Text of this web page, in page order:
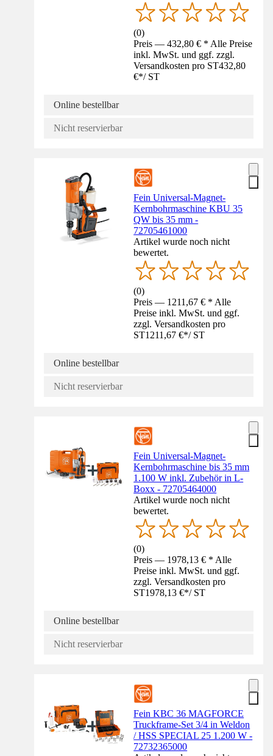
(0)
Preis — 432,80 € * Alle Preise
inkl. MwSt. und ggf. zzgl.
Versandkosten pro ST432,80
€*/ ST
Online bestellbar
Nicht reservierbar
Fein Universal-Magnet-
Kernbohrmaschine KBU 35
QW bis 35 mm -
72705461000
Artikel wurde noch nicht
bewertet.
(0)
Preis — 1211,67 € * Alle
Preise inkl. MwSt. und ggf.
zzgl. Versandkosten pro
ST1211,67 €*/ ST
Online bestellbar
Nicht reservierbar
Fein Universal-Magnet-
Kernbohrmaschine bis 35 mm
1.100 W inkl. Zubehör in L-
Boxx - 72705464000
Artikel wurde noch nicht
bewertet.
(0)
Preis — 1978,13 € * Alle
Preise inkl. MwSt. und ggf.
zzgl. Versandkosten pro
ST1978,13 €*/ ST
Online bestellbar
Nicht reservierbar
Fein KBC 36 MAGFORCE
Truckframe-Set 3/4 in Weldon
/ HSS SPECIAL 25 1.200 W -
72732365000